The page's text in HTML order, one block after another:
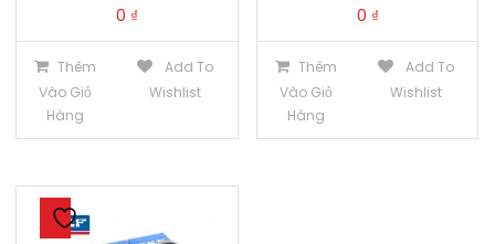
0 ₫
Thêm
Vào Giỏ
Hàng
Add To
Wishlist
0 ₫
Thêm
Vào Giỏ
Hàng
Add To
Wishlist